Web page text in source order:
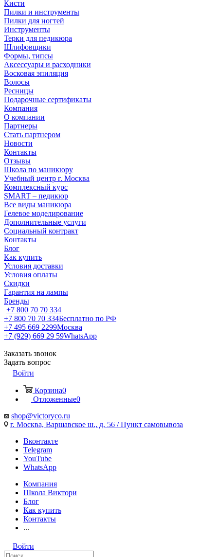
Кисти
Пилки и инструменты
Пилки для ногтей
Инструменты
Терки для педикюра
Шлифовщики
Формы, типсы
Аксессуары и расходники
Восковая эпиляция
Волосы
Ресницы
Подарочные сертификаты
Компания
О компании
Партнеры
Стать партнером
Новости
Контакты
Отзывы
Школа по маникюру
Учебный центр г. Москва
Комплексный курс
SMART – педикюр
Все виды маникюра
Гелевое моделирование
Дополнительные услуги
Социальный контракт
Контакты
Блог
Как купить
Условия доставки
Условия оплаты
Скидки
Гарантия на лампы
Бренды
+7 800 70 70 334
+7 800 70 70 334Бесплатно по РФ
+7 495 669 2299Москва
+7 (929) 669 29 59WhatsApp
Заказать звонок
Задать вопрос
Войти
Корзина0
Отложенные0
shop@victoryco.ru
г. Москва, Варшавское ш., д. 56 / Пункт самовывоза
Вконтакте
Telegram
YouTube
WhatsApp
Компания
Школа Виктори
Блог
Как купить
Контакты
...
Войти